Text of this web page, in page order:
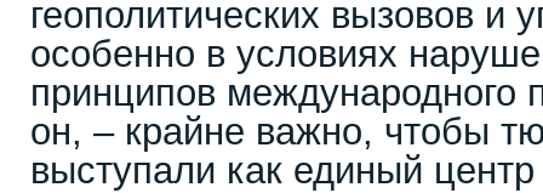
геополитических вызовов и
особенно в условиях
принципов международного
он, – крайне важно, чтобы
выступали как единый